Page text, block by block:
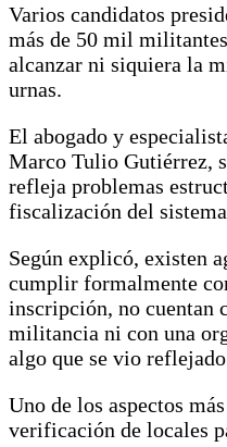
Varios candidatos
más de 50 mil
alcanzar ni siquiera la
urnas.
El abogado y
Marco Tulio Gutiérrez,
refleja problemas
fiscalización del
Según explicó, existen
cumplir formalmente
inscripción, no cuentan
militancia ni con una
algo que se vio
Uno de los aspectos
verificación de locales